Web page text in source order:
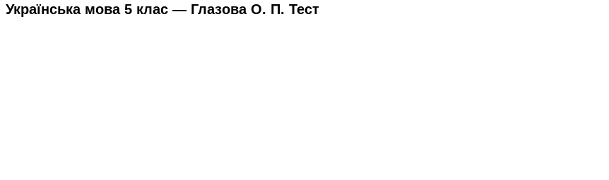
Українська мова 5 клас — Глазова О. П. Тест